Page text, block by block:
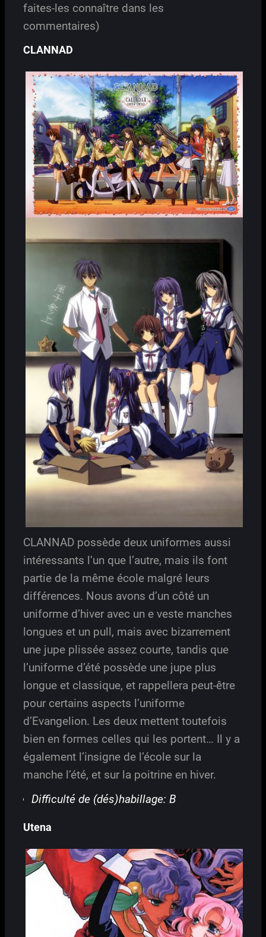
faites-les connaître dans les
commentaires)
CLANNAD
CLANNAD possède deux uniformes aussi
intéressants l’un que l’autre, mais ils font
partie de la même école malgré leurs
différences. Nous avons d’un côté un
uniforme d’hiver avec un e veste manches
longues et un pull, mais avec bizarrement
une jupe plissée assez courte, tandis que
l’uniforme d’été possède une jupe plus
longue et classique, et rappellera peut-être
pour certains aspects l’uniforme
d’Evangelion. Les deux mettent toutefois
bien en formes celles qui les portent… Il y a
également l’insigne de l’école sur la
manche l’été, et sur la poitrine en hiver.
Difficulté de (dés)habillage: B
Utena